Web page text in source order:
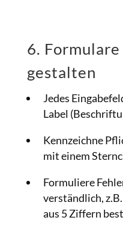
6.
gestalten
Jedes
Label
Kennzeichne
mit einem
Formuliere
verständlich,
aus 5 Ziffern